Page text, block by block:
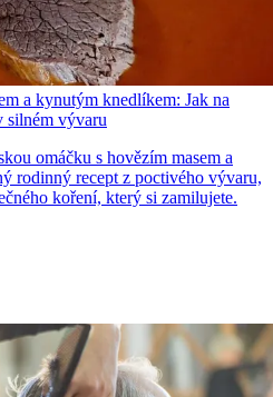
a kynutým knedlíkem: Jak na
silném vývaru
omáčku s hovězím masem a
rodinný recept z poctivého vývaru,
koření, který si zamilujete.